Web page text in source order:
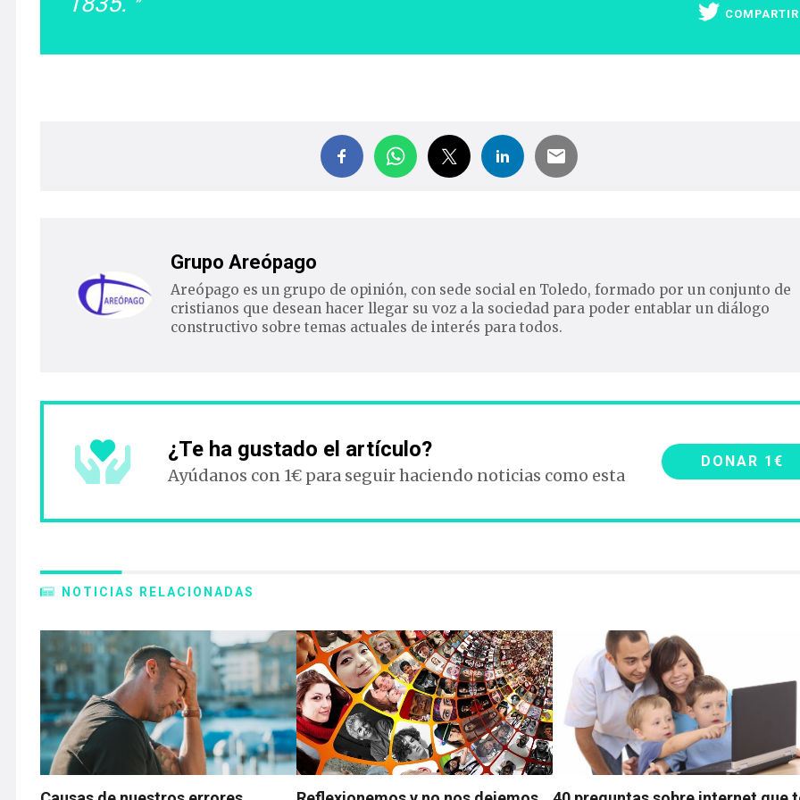
Grupo Areópago
Areópago es un grupo de opinión, con sede social en Toledo, formado por un conjunto de
cristianos que desean hacer llegar su voz a la sociedad para poder entablar un diálogo
constructivo sobre temas actuales de interés para todos.
¿Te ha gustado el artículo?
Ayúdanos con 1€ para seguir haciendo noticias como esta
DONAR 1€
NOTICIAS RELACIONADAS